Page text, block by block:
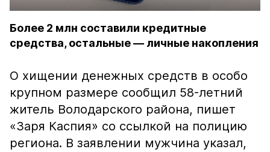
Более 2 млн составили кредитные
средства, остальные — личные накопления
О хищении денежных средств в особо
крупном размере сообщил 58-летний
житель Володарского района, пишет
«Заря Каспия» со ссылкой на полицию
региона. В заявлении мужчина указал,